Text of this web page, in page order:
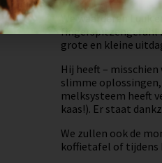
We waarderen
fingerspitzengefühl
grote en kleine
Hij heeft –
slimme
melksysteem heeft
kaas!). Er staat
We zullen ook de
koffietafel of tijdens